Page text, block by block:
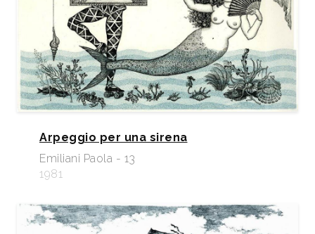
Arpeggio per una sirena
Emiliani Paola - 13
1981